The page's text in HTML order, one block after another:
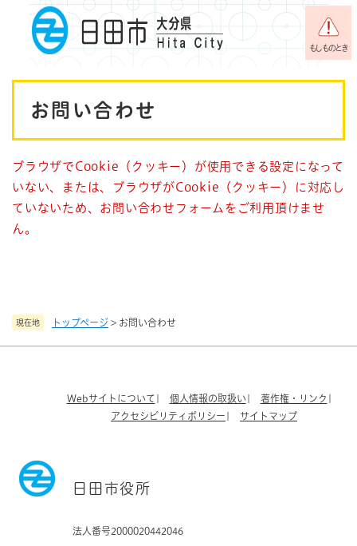
メニューを飛ばして本文へ
もしものとき
現在地 トップページ > お問い合わせ
お問い合わせ
ブラウザでCookie（クッキー）が使用できる設定になって
いない、または、ブラウザがCookie（クッキー）に対応し
ていないため、お問い合わせフォームをご利用頂けませ
ん。
Webサイトについて 個人情報の取扱い
著作権・リンク
アクセシビリティポリシー
サイトマップ
日田市役所
法人番号2000020442046